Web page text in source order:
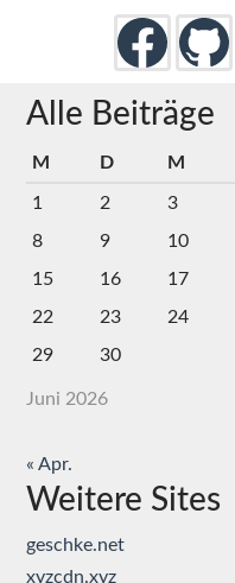
Alle Beiträge
Juni 2026
M D M
1 2 3
8
9 10
15
16 17
22
23 24
29
30
« Apr.
Weitere Sites
geschke.net
xyzcdn.xyz